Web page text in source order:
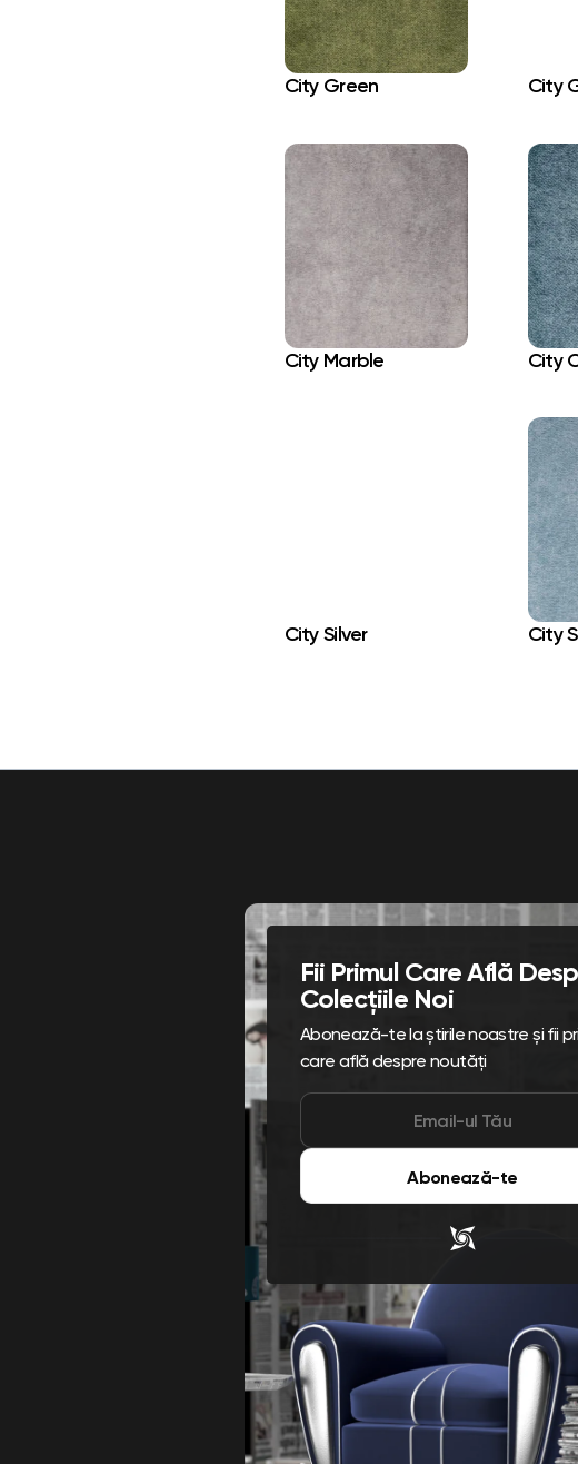
City Green City
City Marble City
City Silver City
Fii Primul Care Află
Colecțiile Noi
Abonează-te la știrile noastre și fii
care află despre noutăți
Abonează-te